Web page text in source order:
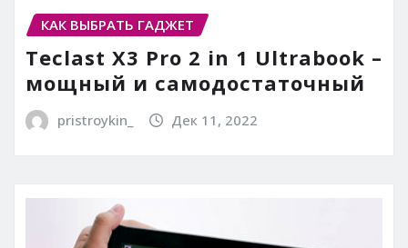
КАК ВЫБРАТЬ ГАДЖЕТ
Teclast X3 Pro 2 in 1 Ultrabook –
мощный и самодостаточный
pristroykin_ Дек 11, 2022